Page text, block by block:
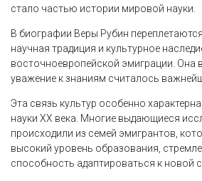
стало частью истории мировой науки.
В биографии Веры Рубин
научная традиция и культурное
восточноевропейской эмиграции. Она
уважение к знаниям считалось
Эта связь культур особенно
науки XX века. Многие выдающиеся
происходили из семей эмигрантов,
высокий уровень образования,
способность адаптироваться к новой